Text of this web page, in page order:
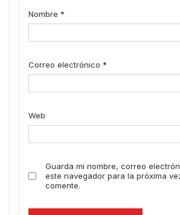
Nombre *
Correo electrónico *
Web
Guarda mi nombre, correo
este navegador para la próxima
comente.